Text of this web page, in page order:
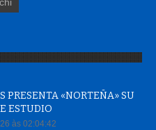
PRESENTA «NORTEÑA» SU
ESTUDIO
às 02:04:42